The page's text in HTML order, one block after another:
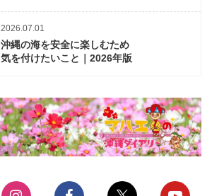
2026.07.01
沖縄の海を安全に楽しむため
気を付けたいこと｜2026年版